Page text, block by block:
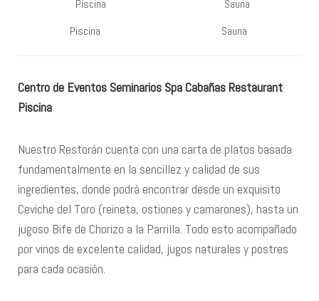
Piscina Sauna
Centro de Eventos Seminarios Spa Cabañas Restaurant
Piscina
Nuestro Restorán cuenta con una carta de platos basada
fundamentalmente en la sencillez y calidad de sus
ingredientes, donde podrá encontrar desde un exquisito
Ceviche del Toro (reineta, ostiones y camarones), hasta un
jugoso Bife de Chorizo a la Parrilla. Todo esto acompañado
por vinos de excelente calidad, jugos naturales y postres
para cada ocasión.